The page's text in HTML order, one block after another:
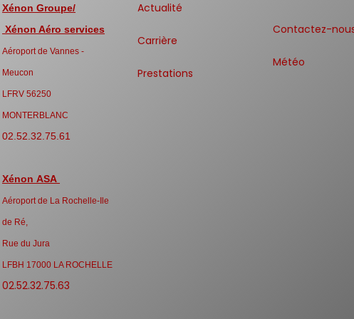
Xénon Groupe/
Xénon Aéro services
Aéroport de Vannes -
Meucon
LFRV 56250
MONTERBLANC
02.52.32.75.61
Xénon ASA
Aéroport de La Rochelle-Ile
de Ré,
Rue du Jura
LFBH 17000 LA ROCHELLE
02.52.32.75.63
Actualité
Carrière
Prestations
Contactez-
Météo